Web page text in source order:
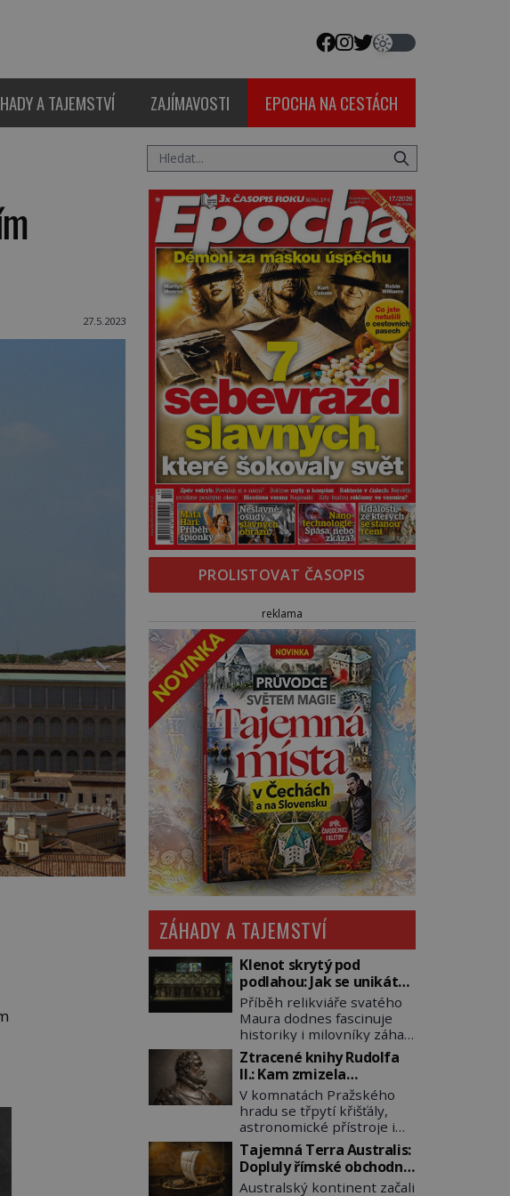
A TAJEMSTVÍ ZAJÍMAVOSTI EPOCHA NA CESTÁCH
27.5.2023
PROLISTOVAT ČASOPIS
reklama
ZÁHADY A TAJEMSTVÍ
Klenot skrytý pod
podlahou: Jak se unikátní
románský poklad dostal
do zapadlého Bečova?
Příběh relikviáře svatého
Maura dodnes fascinuje
historiky i milovníky záhad
po celém světě. Tato
románská zlatnická
památka ze 13. století je
po českých korunovačních
klenotech druhým
nejcennějším movitým
majetkem v České
republice. Přestože byl
klenot v roce 1985 po
Ztracené knihy Rudolfa
II.: Kam zmizela
nejzáhadnější knihovna
Evropy?
V komnatách Pražského
hradu se třpytí křišťály,
astronomické přístroje i
podivné alchymistické
rukopisy. Císař Rudolf II.
shromažďuje vše, co
souvisí s tajemstvím
Tajemná Terra Australis:
Dopluly římské obchodní
lodě až do Austrálie?
Australský kontinent začali